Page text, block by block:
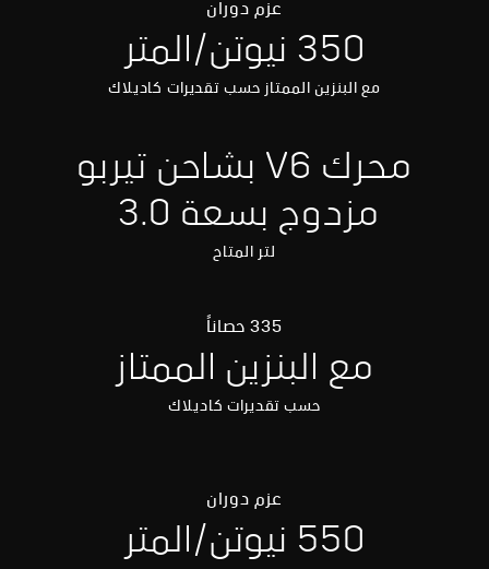
عزم دوران
350 نيوتن/المتر
مع البنزين الممتاز حسب تقديرات كاديلاك
محرك V6 بشاحن تيربو
مزدوج بسعة 3.0
لتر المتاح
335 حصاناً
مع البنزين الممتاز
حسب تقديرات كاديلاك
عزم دوران
550 نيوتن/المتر